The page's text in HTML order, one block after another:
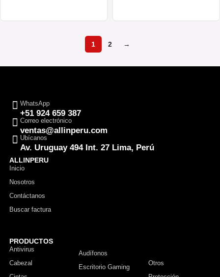
1 2 →
WhatsApp
+51 924 659 387
Correo electrónico
ventas@allinperu.com
Ubícanos
Av. Uruguay 494 Int. 27 Lima, Perú
ALLINPERU
Inicio
Nosotros
Contáctanos
Buscar factura
PRODUCTOS
Antivirus
Cabezal
Audífonos
Escritorio Gaming
Otros